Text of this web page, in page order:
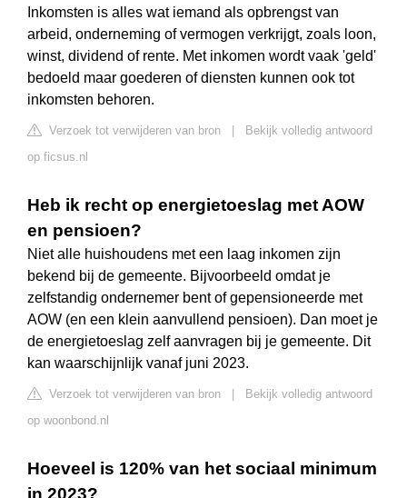
Inkomsten is alles wat iemand als opbrengst van
arbeid, onderneming of vermogen verkrijgt, zoals loon,
winst, dividend of rente. Met inkomen wordt vaak 'geld'
bedoeld maar goederen of diensten kunnen ook tot
inkomsten behoren.
Verzoek tot verwijderen van bron
Bekijk volledig antwoord
op ficsus.nl
Heb ik recht op energietoeslag met AOW
en pensioen?
Niet alle huishoudens met een laag inkomen zijn
bekend bij de gemeente. Bijvoorbeeld omdat je
zelfstandig ondernemer bent of gepensioneerde met
AOW (en een klein aanvullend pensioen). Dan moet je
de energietoeslag zelf aanvragen bij je gemeente. Dit
kan waarschijnlijk vanaf juni 2023.
Verzoek tot verwijderen van bron
Bekijk volledig antwoord
op woonbond.nl
Hoeveel is 120% van het sociaal minimum
in 2023?